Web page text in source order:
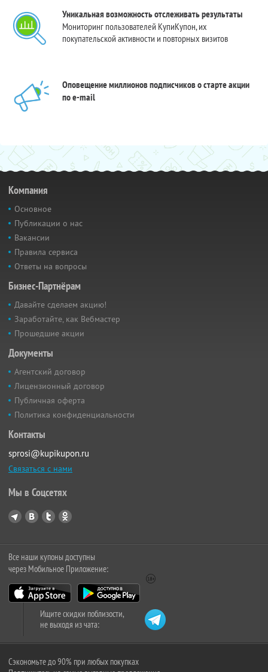
Уникальная возможность отслеживать результаты
Мониторинг пользователей КупиКупон, их
покупательской активности и повторных визитов
Оповещение миллионов подписчиков о старте акции
по e-mail
Компания
Основное
Публикации о нас
Вакансии
Правила сервиса
Ответы на вопросы
Бизнес-Партнёрам
Давайте сделаем акцию!
Заработайте, как Вебмастер
Прошедшие акции
Документы
Агентский договор
Лицензионный договор
Публичная оферта
Политика конфиденциальности
Контакты
sprosi@kupikupon.ru
Связаться с нами
Мы в Соцсетях
Все наши купоны доступны
через Мобильное Приложение:
Ищите скидки поблизости,
не выходя из чата:
Сэкономьте до 90% при любых покупках